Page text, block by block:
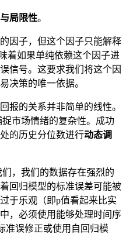
局限性。
因子，但这个因子只能解释
着如果单纯依赖这个因子进
信号。这要求我们将这个因
决策的唯一依据。
报的关系并非简单的线性。
市场情绪的复杂性。成功
的历史分位数进行动态调
们，我们的数据存在强烈的
回归模型的标准误差可能被
于乐观（即p值看起来比实
，必须使用能够处理时间序
准误修正或使用自回归模